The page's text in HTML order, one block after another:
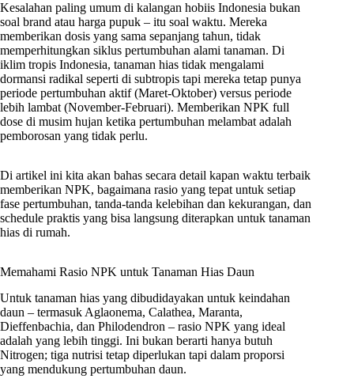
Kesalahan paling umum di kalangan hobiis Indonesia bukan
soal brand atau harga pupuk – itu soal waktu. Mereka
memberikan dosis yang sama sepanjang tahun, tidak
memperhitungkan siklus pertumbuhan alami tanaman. Di
iklim tropis Indonesia, tanaman hias tidak mengalami
dormansi radikal seperti di subtropis tapi mereka tetap punya
periode pertumbuhan aktif (Maret-Oktober) versus periode
lebih lambat (November-Februari). Memberikan NPK full
dose di musim hujan ketika pertumbuhan melambat adalah
pemborosan yang tidak perlu.
Di artikel ini kita akan bahas secara detail kapan waktu terbaik
memberikan NPK, bagaimana rasio yang tepat untuk setiap
fase pertumbuhan, tanda-tanda kelebihan dan kekurangan, dan
schedule praktis yang bisa langsung diterapkan untuk tanaman
hias di rumah.
Memahami Rasio NPK untuk Tanaman Hias Daun
Untuk tanaman hias yang dibudidayakan untuk keindahan
daun – termasuk Aglaonema, Calathea, Maranta,
Dieffenbachia, dan Philodendron – rasio NPK yang ideal
adalah yang lebih tinggi. Ini bukan berarti hanya butuh
Nitrogen; tiga nutrisi tetap diperlukan tapi dalam proporsi
yang mendukung pertumbuhan daun.